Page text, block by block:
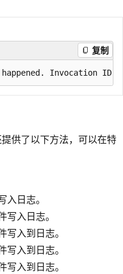
复制
供了以下方法，可以在特
入日志。
写入日志。
写入到日志。
写入到日志。
写入到日志。